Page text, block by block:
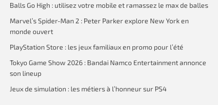
Balls Go High : utilisez votre mobile et ramassez le max de balles
Marvel’s Spider-Man 2 : Peter Parker explore New York en
monde ouvert
PlayStation Store : les jeux familiaux en promo pour l’été
Tokyo Game Show 2026 : Bandai Namco Entertainment annonce
son lineup
Jeux de simulation : les métiers à l’honneur sur PS4